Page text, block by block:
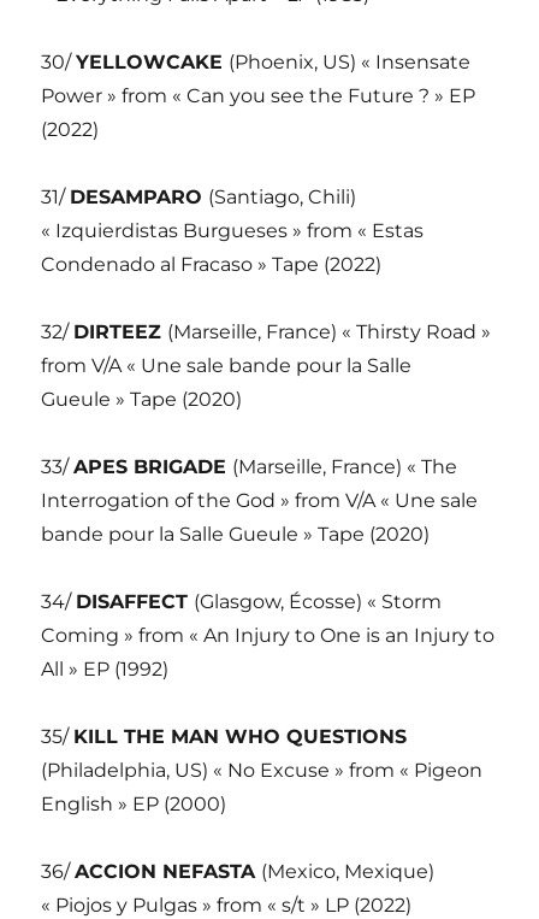
30/YELLOWCAKE (Phoenix, US) « Insensate
Power » from « Can you see the Future ? » EP
(2022)
31/ DESAMPARO (Santiago, Chili)
« Izquierdistas Burgueses » from « Estas
Condenado al Fracaso » Tape (2022)
32/ DIRTEEZ (Marseille, France) « Thirsty Road »
from V/A « Une sale bande pour la Salle
Gueule » Tape (2020)
33/APES BRIGADE (Marseille, France) « The
Interrogation of the God » from V/A « Une sale
bande pour la Salle Gueule » Tape (2020)
34/ DISAFFECT (Glasgow, Écosse) « Storm
Coming » from « An Injury to One is an Injury to
All » EP (1992)
35/ KILL THE MAN WHO QUESTIONS
(Philadelphia, US) « No Excuse » from « Pigeon
English » EP (2000)
36/ACCION NEFASTA (Mexico, Mexique)
« Piojos y Pulgas » from « s/t » LP (2022)